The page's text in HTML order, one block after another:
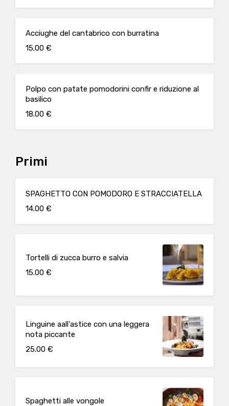
Acciughe del cantabrico con burratina
15.00 €
Polpo con patate pomodorini confir e riduzione al
basilico
18.00 €
Primi
SPAGHETTO CON POMODORO E STRACCIATELLA
14.00 €
Tortelli di zucca burro e salvia
15.00 €
Linguine aall'astice con una leggera
nota piccante
25.00 €
Spaghetti alle vongole